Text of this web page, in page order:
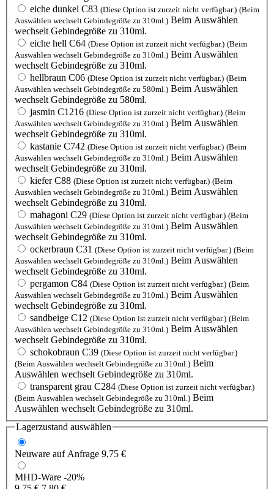
eiche dunkel C83 (Diese Option ist zurzeit nicht verfügbar.) (Beim
Auswählen wechselt Gebindegröße zu 310ml.) Beim Auswählen
wechselt Gebindegröße zu 310ml.
eiche hell C64 (Diese Option ist zurzeit nicht verfügbar.) (Beim
Auswählen wechselt Gebindegröße zu 310ml.) Beim Auswählen
wechselt Gebindegröße zu 310ml.
hellbraun C06 (Diese Option ist zurzeit nicht verfügbar.) (Beim
Auswählen wechselt Gebindegröße zu 580ml.) Beim Auswählen
wechselt Gebindegröße zu 580ml.
jasmin C1216 (Diese Option ist zurzeit nicht verfügbar.) (Beim
Auswählen wechselt Gebindegröße zu 310ml.) Beim Auswählen
wechselt Gebindegröße zu 310ml.
kastanie C742 (Diese Option ist zurzeit nicht verfügbar.) (Beim
Auswählen wechselt Gebindegröße zu 310ml.) Beim Auswählen
wechselt Gebindegröße zu 310ml.
kiefer C88 (Diese Option ist zurzeit nicht verfügbar.) (Beim
Auswählen wechselt Gebindegröße zu 310ml.) Beim Auswählen
wechselt Gebindegröße zu 310ml.
mahagoni C29 (Diese Option ist zurzeit nicht verfügbar.) (Beim
Auswählen wechselt Gebindegröße zu 310ml.) Beim Auswählen
wechselt Gebindegröße zu 310ml.
ockerbraun C31 (Diese Option ist zurzeit nicht verfügbar.) (Beim
Auswählen wechselt Gebindegröße zu 310ml.) Beim Auswählen
wechselt Gebindegröße zu 310ml.
pergamon C84 (Diese Option ist zurzeit nicht verfügbar.) (Beim
Auswählen wechselt Gebindegröße zu 310ml.) Beim Auswählen
wechselt Gebindegröße zu 310ml.
sandbeige C12 (Diese Option ist zurzeit nicht verfügbar.) (Beim
Auswählen wechselt Gebindegröße zu 310ml.) Beim Auswählen
wechselt Gebindegröße zu 310ml.
schokobraun C39 (Diese Option ist zurzeit nicht verfügbar.)
(Beim Auswählen wechselt Gebindegröße zu 310ml.) Beim
Auswählen wechselt Gebindegröße zu 310ml.
transparent grau C284 (Diese Option ist zurzeit nicht verfügbar.)
(Beim Auswählen wechselt Gebindegröße zu 310ml.) Beim
Auswählen wechselt Gebindegröße zu 310ml.
Lagerzustand auswählen
Neuware auf Anfrage 9,75 €
MHD-Ware -20%